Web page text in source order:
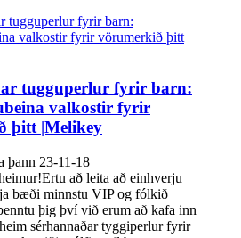
tugguperlur fyrir barn:
valkostir fyrir
þitt |Melikey
þann 23-11-18
að leita að einhverju
bæði minnstu VIP og fólkið
þig því við erum að kafa inn
sérhannaðar tyggiperlur fyrir